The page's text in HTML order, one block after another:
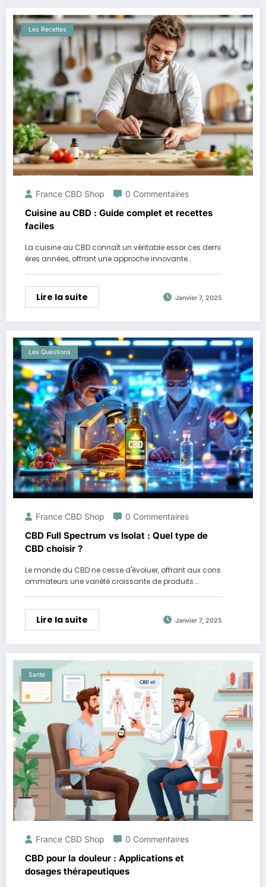
Les Recettes
France CBD Shop 0 Commentaires
Cuisine au CBD : Guide complet et recettes
faciles
La cuisine au CBD connaît un véritable essor ces derni
ères années, offrant une approche innovante…
Lire la suite Janvier 7, 2025
Les Questions
France CBD Shop 0 Commentaires
CBD Full Spectrum vs Isolat : Quel type de
CBD choisir ?
Le monde du CBD ne cesse d'évoluer, offrant aux cons
ommateurs une variété croissante de produits.…
Lire la suite Janvier 7, 2025
Santé
France CBD Shop 0 Commentaires
CBD pour la douleur : Applications et
dosages thérapeutiques